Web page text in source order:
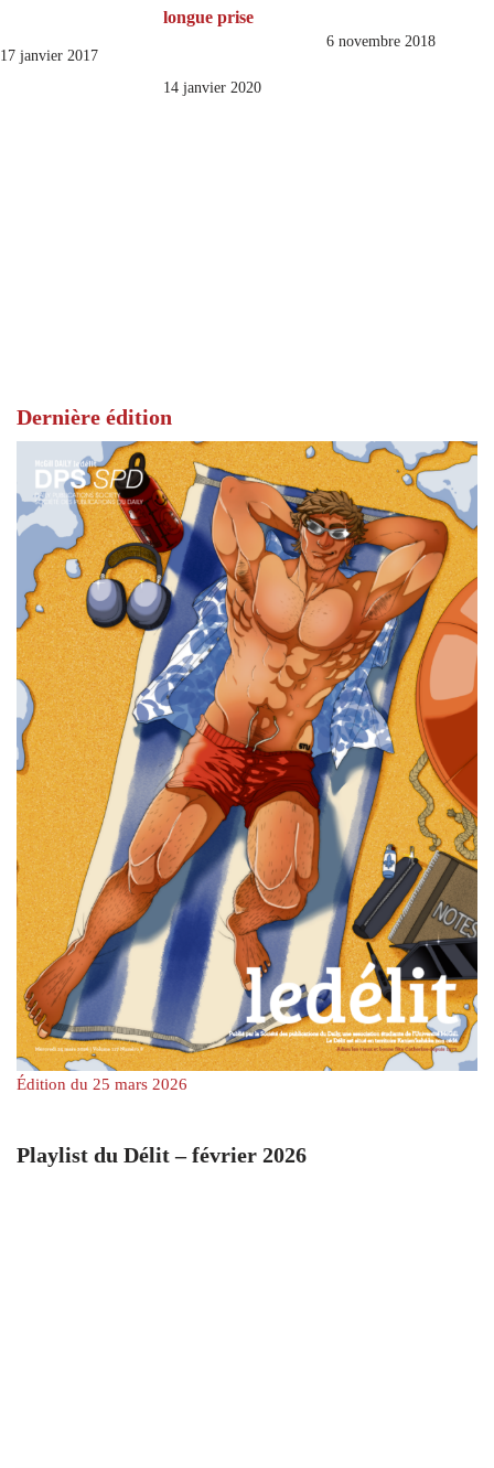
17 janvier 2017
longue prise
14 janvier 2020
6 novembre 2018
Dernière édition
Édition du 25 mars 2026
Playlist du Délit – février 2026